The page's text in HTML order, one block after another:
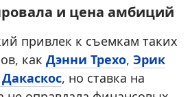
и цена амбиций
привлек к съемкам таких
как Дэнни Трехо, Эрик
, но ставка на